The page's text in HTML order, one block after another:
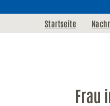
Startseite
Frau